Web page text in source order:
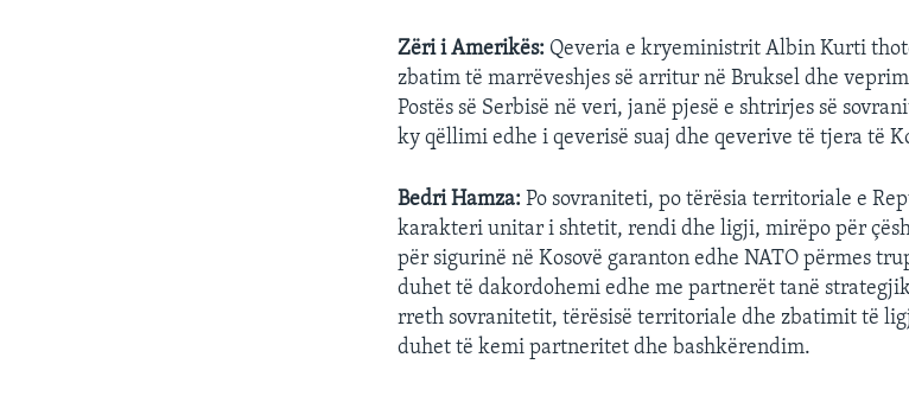
Zëri i Amerikës: Qeveria e kryeministrit Albin Kurti
zbatim të marrëveshjes së arritur në Bruksel dhe
Postës së Serbisë në veri, janë pjesë e shtrirjes së
ky qëllimi edhe i qeverisë suaj dhe qeverive të tjera të
Bedri Hamza:Po sovraniteti, po tërësia territoriale e
karakteri unitar i shtetit, rendi dhe ligji, mirëpo për
për sigurinë në Kosovë garanton edhe NATO përmes
duhet të dakordohemi edhe me partnerët tanë
rreth sovranitetit, tërësisë territoriale dhe zbatimit të
duhet të kemi partneritet dhe bashkërendim.